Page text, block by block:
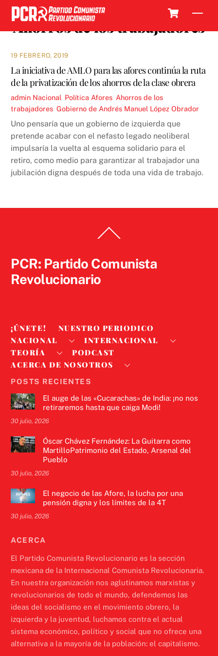
Skip
contentAhorros de los trabajadores
19 FEBRERO, 2019
La iniciativa de AMLO para las afores continúa la ruta
de la privatización de los ahorros de la clase obrera
admin Nacional Política Afores Ahorros de los
trabajadores ,Gobierno de Andrés Manuel López Obrador
Uno pensaría que un gobierno de izquierda que
pretende acabar con el nefasto legado neoliberal
impulsaría la vuelta al esquema solidario para el
retiro, como medio para garantizar al trabajador una
jubilación digna después de toda una vida de trabajo.
To
PCR: Partido Comunista
Revolucionario
¡ÚNETE!
NUESTRO PERIODICO
NACIONAL
INTERNACIONAL
TEORÍA
PODCAST
ACERCA DE NOSOTROS
POSTS RECIENTES
El auge de las «Cucarachas» de India: ¡no nos
retiraremos hasta que caiga Modi!
30 julio, 2026
Óscar Chávez Fernández: La Guitarra como
MartilloPatrimonio del Estado, Arsenal del
Pueblo
30 julio, 2026
El negocio de las Afore, la lucha por una
pensión digna y los límites de la 4T
30 julio, 2026
ACERCA
El Partido Comunista Revolucionario es la sección
mexicana de la Internacional Comunista Revolucionaria.
En nuestra organización nos aglutinamos marxistas y
revolucionarios de todo el mundo, defendemos las
ideas del socialismo en el movimiento obrero, la
izquierda y la juventud, luchamos contra el actual
sistema económico, político y social que no ofrece una
alternativa a la mayoría de la población: el capitalismo.